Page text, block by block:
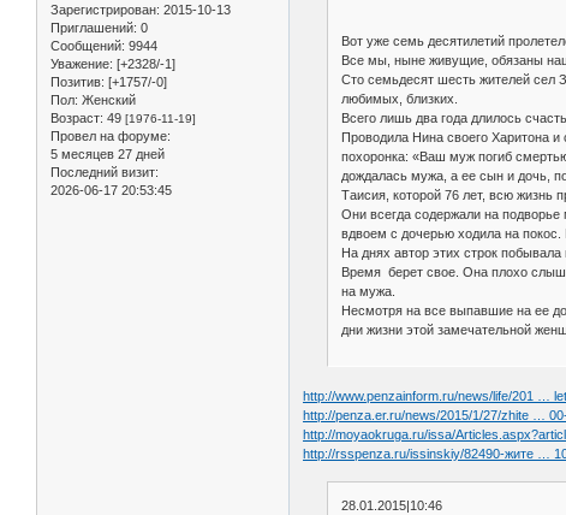
Зарегистрирован: 2015-10-13
Приглашений: 0
Сообщений: 9944
Уважение: [+2328/-1]
Позитив: [+1757/-0]
Пол: Женский
Возраст: 49 [1976-11-19]
Провел на форуме:
5 месяцев 27 дней
Последний визит:
2026-06-17 20:53:45
Вот уже семь десятилетий
Все мы, ныне живущие, обязаны
Сто семьдесят шесть жителей сел
любимых, близких.
Всего лишь два года длилось
Проводила Нина своего Харитона
похоронка: «Ваш муж погиб
дождалась мужа, а ее сын и дочь,
Таисия, которой 76 лет, всю жизнь
Они всегда содержали на подворье
вдвоем с дочерью ходила на покос.
На днях автор этих строк
Время берет свое. Она плохо
на мужа.
Несмотря на все выпавшие на ее
дни жизни этой замечательной
http://www.penzainform.ru/news/life/201 …
http://penza.er.ru/news/2015/1/27/zhite …
http://moyaokruga.ru/issa/
http://rsspenza.ru/issinskiy/82490-жите …
28.01.2015|10:46